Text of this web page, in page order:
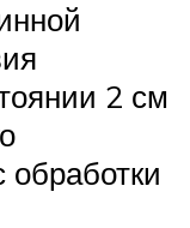
2 см